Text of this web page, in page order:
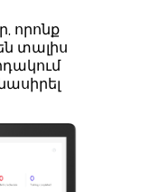
որոնք
տալիս